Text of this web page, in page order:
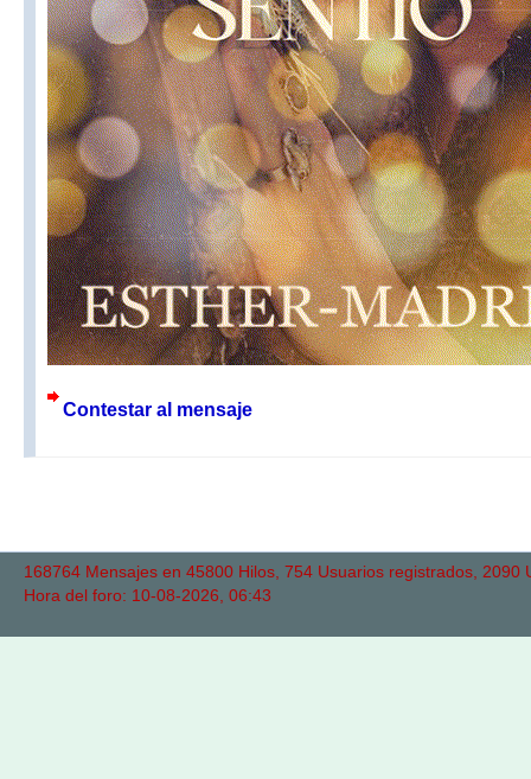
Contestar al mensaje
168764 Mensajes en 45800 Hilos, 754 Usuarios registrados,
Hora del foro: 10-08-2026, 06:43